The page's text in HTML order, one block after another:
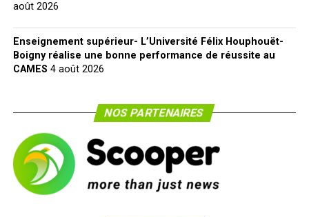
août 2026
Enseignement supérieur- L’Université Félix Houphouët-
Boigny réalise une bonne performance de réussite au
CAMES 4 août 2026
NOS PARTENAIRES